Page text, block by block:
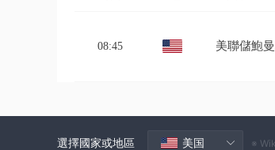
08:45 美聯儲鮑
選擇國家或地區 美国 ※